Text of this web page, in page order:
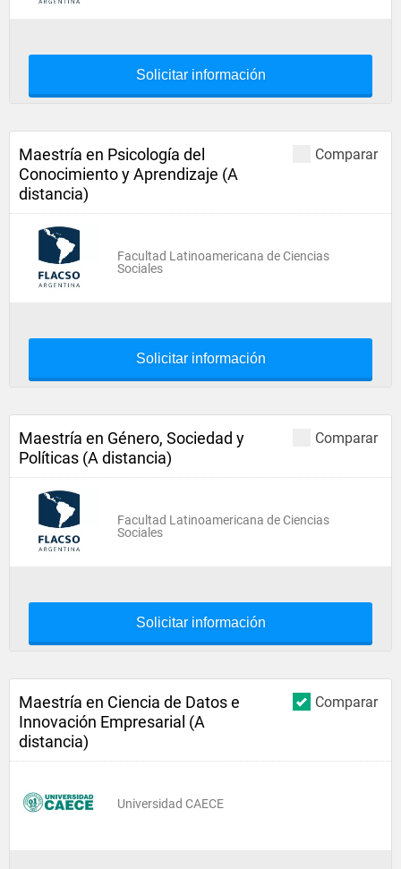
Solicitar información
Comparar
Maestría en Psicología del
Conocimiento y Aprendizaje (A
distancia)
Facultad Latinoamericana de Ciencias
Sociales
Solicitar información
Comparar
Maestría en Género, Sociedad y
Políticas (A distancia)
Facultad Latinoamericana de Ciencias
Sociales
Solicitar información
Comparar
Maestría en Ciencia de Datos e
Innovación Empresarial (A
distancia)
Universidad CAECE